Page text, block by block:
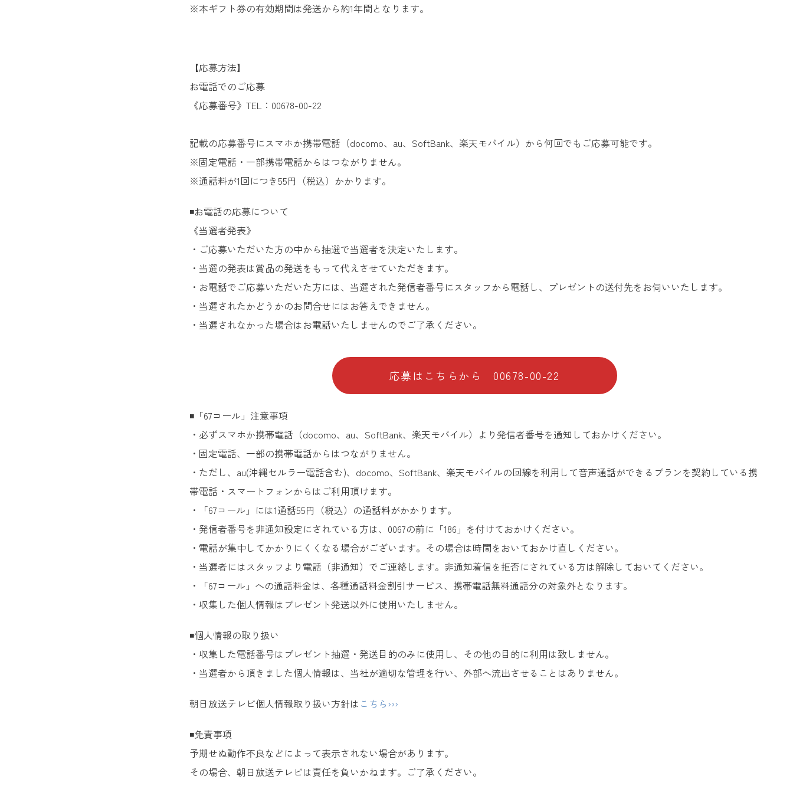
※本ギフト券の有効期間は発送から約1年間となります。
【応募方法】
お電話でのご応募
《応募番号》TEL：00678-00-22
記載の応募番号にスマホか携帯電話（docomo、au、SoftBank、楽天モバイル）から何回でもご応募可能です。
※固定電話・一部携帯電話からはつながりません。
※通話料が1回につき55円（税込）かかります。
◾️お電話の応募について
《当選者発表》
・ご応募いただいた方の中から抽選で当選者を決定いたします。
・当選の発表は賞品の発送をもって代えさせていただきます。
・お電話でご応募いただいた方には、当選された発信者番号にスタッフから電話し、プレゼントの送付先をお伺いいたします。
・当選されたかどうかのお問合せにはお答えできません。
・当選されなかった場合はお電話いたしませんのでご了承ください。
応募はこちらから 00678-00-22
◾️「67コール」注意事項
・必ずスマホか携帯電話（docomo、au、SoftBank、楽天モバイル）より発信者番号を通知しておかけください。
・固定電話、一部の携帯電話からはつながりません。
・ただし、au(沖縄セルラー電話含む)、docomo、SoftBank、楽天モバイルの回線を利用して音声通話ができるプランを契約している携
帯電話・スマートフォンからはご利用頂けます。
・「67コール」には1通話55円（税込）の通話料がかかります。
・発信者番号を非通知設定にされている方は、0067の前に「186」を付けておかけください。
・電話が集中してかかりにくくなる場合がございます。その場合は時間をおいておかけ直しください。
・当選者にはスタッフより電話（非通知）でご連絡します。非通知着信を拒否にされている方は解除しておいてください。
・「67コール」への通話料金は、各種通話料金割引サービス、携帯電話無料通話分の対象外となります。
・収集した個人情報はプレゼント発送以外に使用いたしません。
◾️個人情報の取り扱い
・収集した電話番号はプレゼント抽選・発送目的のみに使用し、その他の目的に利用は致しません。
・当選者から頂きました個人情報は、当社が適切な管理を行い、外部へ流出させることはありません。
朝日放送テレビ個人情報取り扱い方針は こちら›››
◾️免責事項
予期せぬ動作不良などによって表示されない場合があります。
その場合、朝日放送テレビは責任を負いかねます。ご了承ください。